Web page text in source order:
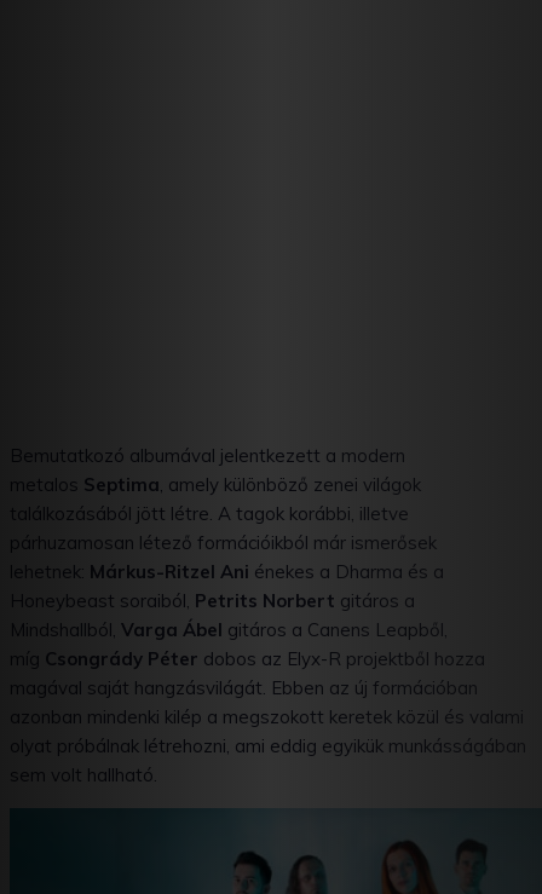
Bemutatkozó albumával jelentkezett a modern
metalos Septima, amely különböző zenei világok
találkozásából jött létre. A tagok korábbi, illetve
párhuzamosan létező formációikból már ismerősek
lehetnek: Márkus-Ritzel Ani énekes a Dharma és a
Honeybeast soraiból, Petrits Norbert gitáros a
Mindshallból, Varga Ábel gitáros a Canens Leapből,
míg Csongrády Péter dobos az Elyx-R projektből hozza
magával saját hangzásvilágát. Ebben az új formációban
azonban mindenki kilép a megszokott keretek közül és valami
olyat próbálnak létrehozni, ami eddig egyikük munkásságában
sem volt hallható.